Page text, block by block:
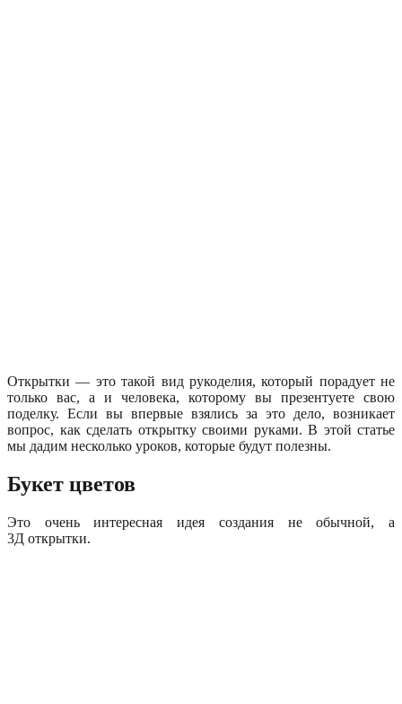
Открытки — это такой вид рукоделия, который порадует не
только вас, а и человека, которому вы презентуете свою
поделку. Если вы впервые взялись за это дело, возникает
вопрос, как сделать открытку своими руками. В этой статье
мы дадим несколько уроков, которые будут полезны.
Букет цветов
Это очень интересная идея создания не обычной, а
3Д открытки.